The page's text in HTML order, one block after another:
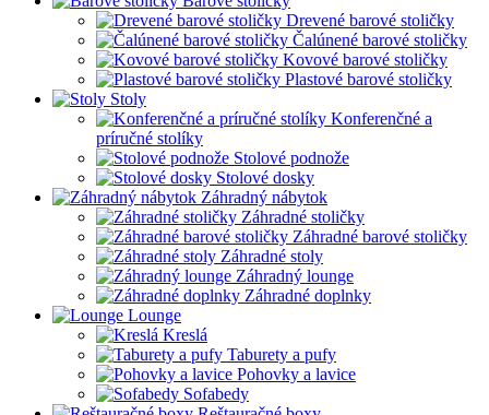
Drevené barové stoličky
Čalúnené barové stoličky
Kovové barové stoličky
Plastové barové stoličky
Stoly
Konferenčné a
príručné stolíky
Stolové podnože
Stolové dosky
Záhradný nábytok
Záhradné stoličky
Záhradné barové stoličky
Záhradné stoly
Záhradný lounge
Záhradné doplnky
Lounge
Kreslá
Taburety a pufy
Pohovky a lavice
Sofabedy